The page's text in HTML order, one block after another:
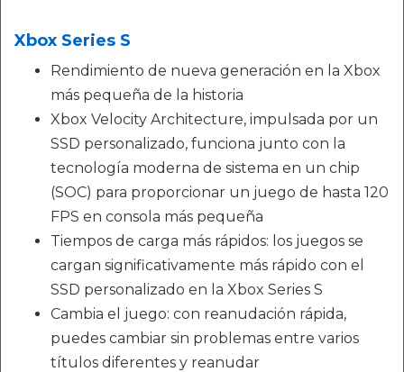
Xbox Series S
Rendimiento de nueva generación en la Xbox
más pequeña de la historia
Xbox Velocity Architecture, impulsada por un
SSD personalizado, funciona junto con la
tecnología moderna de sistema en un chip
(SOC) para proporcionar un juego de hasta 120
FPS en consola más pequeña
Tiempos de carga más rápidos: los juegos se
cargan significativamente más rápido con el
SSD personalizado en la Xbox Series S
Cambia el juego: con reanudación rápida,
puedes cambiar sin problemas entre varios
títulos diferentes y reanudar